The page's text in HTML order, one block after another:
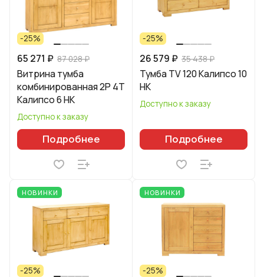
-25%
65 271 ₽ 87 028 ₽
Витрина тумба
комбинированная 2Р 4Т
Калипсо 6 НК
Доступно к заказу
Подробнее
-25%
26 579 ₽ 35 438 ₽
Тумба TV 120 Калипсо 10
HK
Доступно к заказу
Подробнее
НОВИНКИ
-25%
НОВИНКИ
-25%